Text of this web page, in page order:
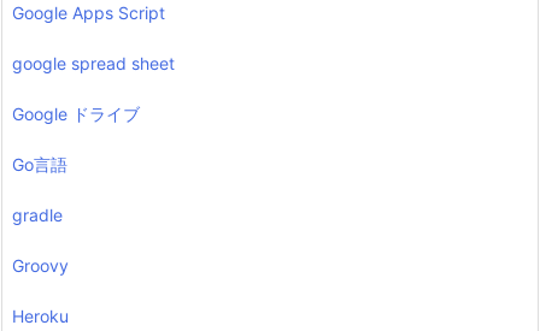
Google Apps Script
google spread sheet
Google ドライブ
Go言語
gradle
Groovy
Heroku